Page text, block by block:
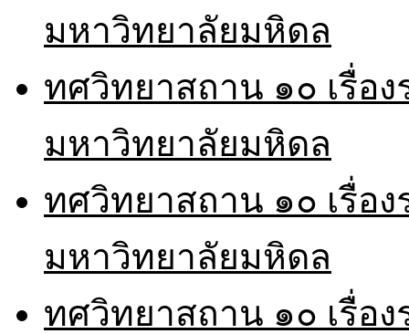
มหาวิทยาลัยมหิดล
ทศวิทยาสถาน ๑๐ เรื่อ
มหาวิทยาลัยมหิดล
ทศวิทยาสถาน ๑๐ เรื่อ
มหาวิทยาลัยมหิดล
ทศวิทยาสถาน ๑๐ เรื่อ